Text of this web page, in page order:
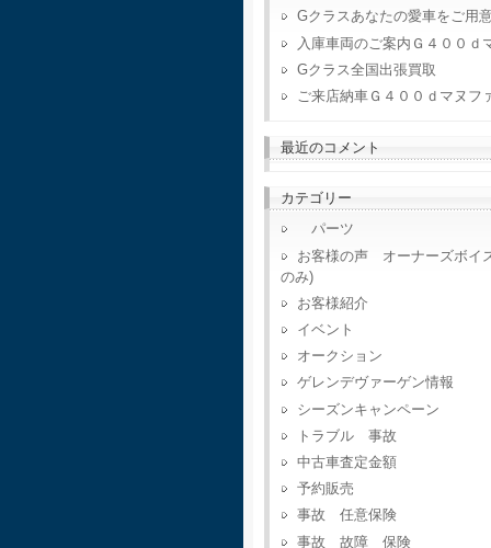
Gクラスあなたの愛車をご用
入庫車両のご案内Ｇ４００ｄ
Gクラス全国出張買取
ご来店納車Ｇ４００ｄマヌフ
最近のコメント
カテゴリー
パーツ
お客様の声 オーナーズボイ
のみ)
お客様紹介
イベント
オークション
ゲレンデヴァーゲン情報
シーズンキャンペーン
トラブル 事故
中古車査定金額
予約販売
事故 任意保険
事故 故障 保険